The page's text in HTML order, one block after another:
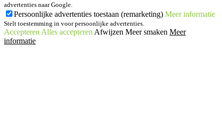
advertenties naar Google.
Persoonlijke advertenties toestaan (remarketing) Meer informatie
Stelt toestemming in voor persoonlijke advertenties.
Accepteren Alles accepteren Afwijzen Meer smaken Meer
informatie